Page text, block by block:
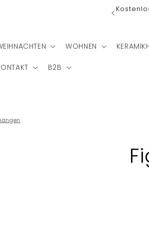
Gamle Apotek
WOHNEN
B2B